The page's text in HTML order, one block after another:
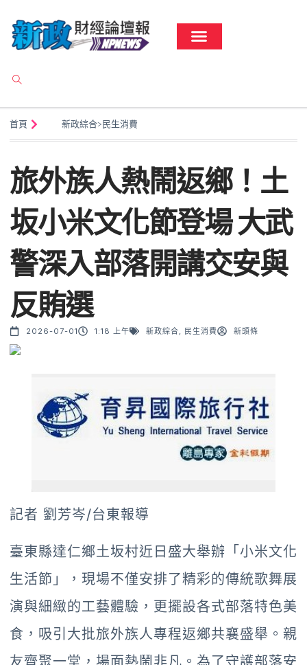
首頁 新政綜合>民生消費
旅外族人熱鬧返鄉！土
坂小米文化節登場 大武
警深入部落開講交安與
反賄選
2026-07-01 1:18 上午 新政綜合 民生消費 新頭條
記者 劉芳岑/台東報導
臺東縣達仁鄉土坂村近日盛大舉辦「小米文化
生活節」，現場不僅安排了精彩的傳統歌舞展
演與細緻的工藝體驗，更擺設各式部落特色美
食，吸引大批旅外族人專程返鄉共襄盛舉。親